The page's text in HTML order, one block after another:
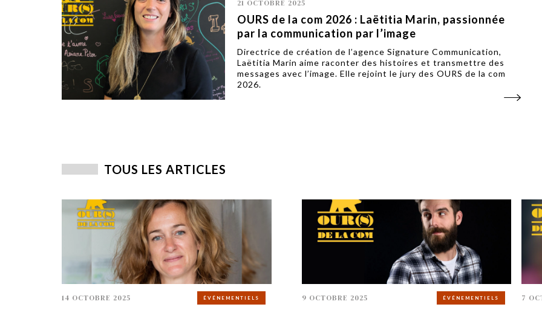
21 OCTOBRE 2025
OURS de la com 2026 : Laëtitia Marin, passionnée
par la communication par l’image
Directrice de création de l’agence Signature Communication,
Laëtitia Marin aime raconter des histoires et transmettre des
messages avec l’image. Elle rejoint le jury des OURS de la com
2026.
TOUS LES ARTICLES
14 OCTOBRE 2025 ÉVÉNEMENTIELS 9 OCTOBRE 2025 ÉVÉNEMENTIELS 7